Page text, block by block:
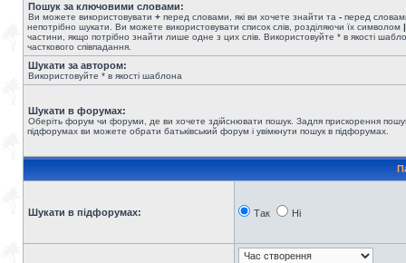
Пошук за ключовими словами:
Ви можете використовувати + перед словами, які ви хочете знайти та - перед
непотрібно шукати. Ви можете використовувати список слів, розділяючи їх символом |
частини, якщо потрібно знайти лише одне з цих слів. Використовуйте * в якості
часткового співпадання.
Шукати за автором:
Використовуйте * в якості шаблона
Шукати в форумах:
Оберіть форум чи форуми, де ви хочете здійснювати пошук. Задля прискорення
підфорумах ви можете обрати батьківський форум і увімкнути пошук в підфорумах.
Шукати в підфорумах: Так Ні